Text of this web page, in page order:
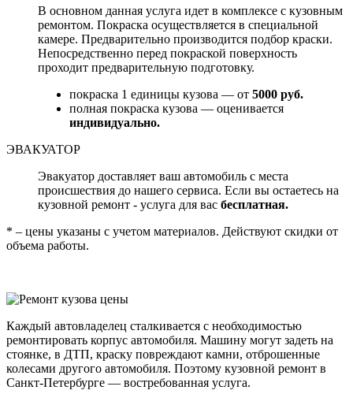
В основном данная услуга идет в комплексе с кузовным
ремонтом. Покраска осуществляется в специальной
камере. Предварительно производится подбор краски.
Непосредственно перед покраской поверхность
проходит предварительную подготовку.
покраска 1 единицы кузова — от 5000 руб.
полная покраска кузова — оценивается
индивидуально.
ЭВАКУАТОР
Эвакуатор доставляет ваш автомобиль с места
происшествия до нашего сервиса. Если вы остаетесь на
кузовной ремонт - услуга для вас бесплатная.
* – цены указаны с учетом материалов. Действуют скидки от
объема работы.
Каждый автовладелец сталкивается с необходимостью
ремонтировать корпус автомобиля. Машину могут задеть на
стоянке, в ДТП, краску повреждают камни, отброшенные
колесами другого автомобиля. Поэтому кузовной ремонт в
Санкт-Петербурге — востребованная услуга.